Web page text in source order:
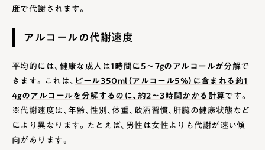
度で代謝されます。
アルコールの代謝速度
平均的には、健康な成人は1時間に5～7gのアルコールが分解で
きます。これは、 ビール350ml（アルコール5%）に含まれる約1
4gのアルコールを分解するのに、約2～3時間かかる計算です。
※代謝速度は、年齢、性別、体重、飲酒習慣、肝臓の健康状態など
により異なります。たとえば、男性は女性よりも代謝が速い傾
向があります。